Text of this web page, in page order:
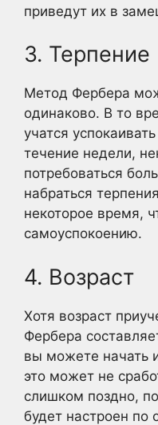
приведут их в
3. Терпение
Метод Фербера
одинаково. В то
учатся
течение недели,
потребоваться
набраться
некоторое время,
самоуспокоению.
4. Возраст
Хотя возраст
Фербера
вы можете начать
это может не
слишком поздно,
будет настроен по